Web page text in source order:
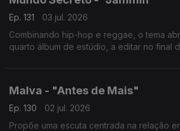
Ep. 131
03 jul. 2026
Combinando hip-hop e reggae, o tema
quarto álbum de estúdio, a editar no final
Malva - "Antes de Mais"
Ep. 130
02 jul. 2026
Propõe uma escuta centrada na relação